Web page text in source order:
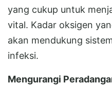
yang cukup untuk
vital. Kadar oksigen
akan mendukung
infeksi.
Mengurangi